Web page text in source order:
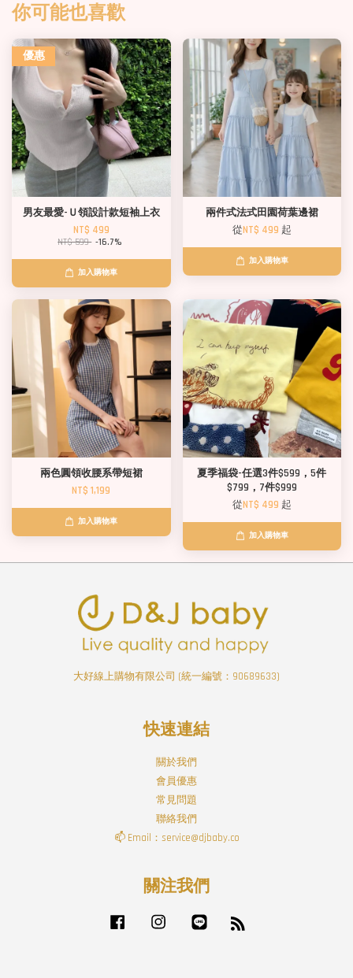
你可能也喜歡
優惠
男友最愛-Ｕ領設計款短袖上衣
NT$ 499
NT$ 599 -16.7%
加入購物車
兩件式法式田園荷葉邊裙
從NT$ 499 起
加入購物車
兩色圓領收腰系帶短裙
NT$ 1,199
加入購物車
夏季福袋-任選3件$599，5件
$799，7件$999
從NT$ 499 起
加入購物車
大好線上購物有限公司 (統一編號：90689633)
快速連結
關於我們
會員優惠
常見問題
聯絡我們
📫 Email：service@djbaby.co
關注我們
Facebook Instagram